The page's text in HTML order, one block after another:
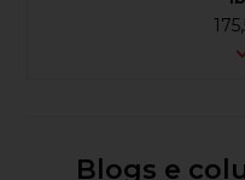
Blogs e